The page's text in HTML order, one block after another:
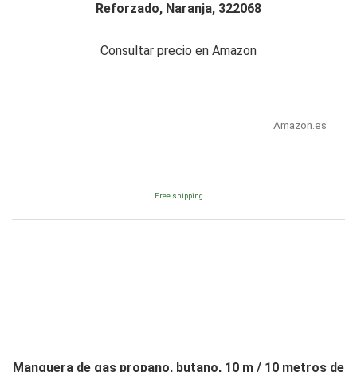
Reforzado, Naranja, 322068
Consultar precio en Amazon
Amazon.es
Free shipping
Manguera de gas propano, butano, 10 m / 10 metros de